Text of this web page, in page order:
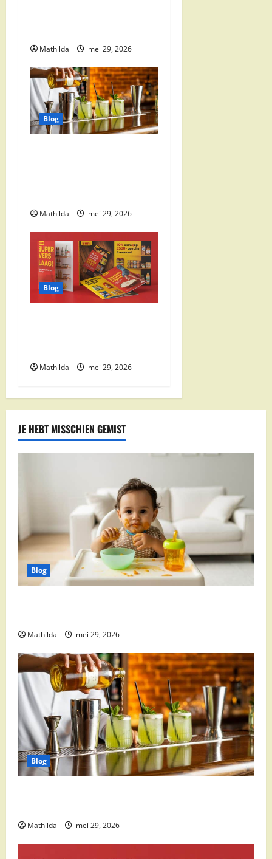
a
t
i
e
Mathilda mei 29, 2026
Blog
Mathilda mei 29, 2026
Blog
Mathilda mei 29, 2026
JE HEBT MISSCHIEN GEMIST
Blog
Mathilda mei 29, 2026
Blog
Mathilda mei 29, 2026